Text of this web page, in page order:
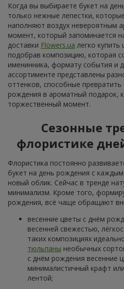
Когда вы выбираете букет на
только нежные лепестки,
наполняют воздух невероятным
момент, который запоминается
доставки Flowers.ua легко
подобрав композицию, которая
именинника, формату события и
ассортименте представлены
оттенков, способные
рождения в ароматный подарок,
торжественный момент.
Сезонные
флористике
Флористика постоянно
букет на день рождения с
новый облик. Сейчас в тренде
минимализм. Кроме того,
рождения, всё чаще обращают
весенние цветы с днём
весенней свежестью,
таких композициях
тюльпаны необычных
с днём рождения весенние
минималистичный крафт
лентой;